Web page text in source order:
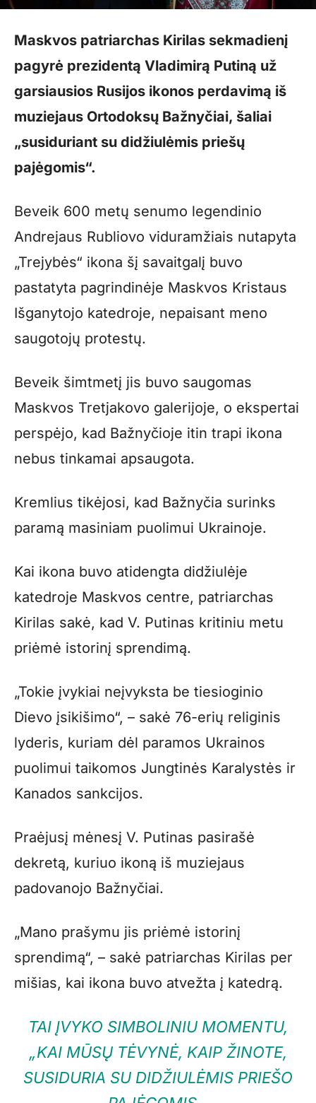
Maskvos patriarchas Kirilas sekmadienį
pagyrė prezidentą Vladimirą Putiną už
garsiausios Rusijos ikonos perdavimą iš
muziejaus Ortodoksų Bažnyčiai, šaliai
„susiduriant su didžiulėmis priešų
pajėgomis“.
Beveik 600 metų senumo legendinio
Andrejaus Rubliovo viduramžiais nutapyta
„Trejybės“ ikona šį savaitgalį buvo
pastatyta pagrindinėje Maskvos Kristaus
Išganytojo katedroje, nepaisant meno
saugotojų protestų.
Beveik šimtmetį jis buvo saugomas
Maskvos Tretjakovo galerijoje, o ekspertai
perspėjo, kad Bažnyčioje itin trapi ikona
nebus tinkamai apsaugota.
Kremlius tikėjosi, kad Bažnyčia surinks
paramą masiniam puolimui Ukrainoje.
Kai ikona buvo atidengta didžiulėje
katedroje Maskvos centre, patriarchas
Kirilas sakė, kad V. Putinas kritiniu metu
priėmė istorinį sprendimą.
„Tokie įvykiai neįvyksta be tiesioginio
Dievo įsikišimo“, – sakė 76-erių religinis
lyderis, kuriam dėl paramos Ukrainos
puolimui taikomos Jungtinės Karalystės ir
Kanados sankcijos.
Praėjusį mėnesį V. Putinas pasirašė
dekretą, kuriuo ikoną iš muziejaus
padovanojo Bažnyčiai.
„Mano prašymu jis priėmė istorinį
sprendimą“, – sakė patriarchas Kirilas per
mišias, kai ikona buvo atvežta į katedrą.
TAI ĮVYKO SIMBOLINIU MOMENTU,
„KAI MŪSŲ TĖVYNĖ, KAIP ŽINOTE,
SUSIDURIA SU DIDŽIULĖMIS PRIEŠO